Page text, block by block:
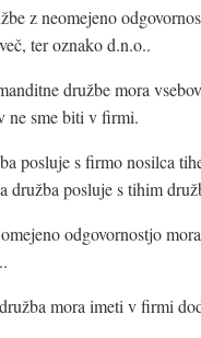
z neomejeno
ter oznako d.n.o..
družbe mora
ne sme biti v firmi.
posluje s firmo nosilca
družba posluje s tihim
odgovornostjo
mora imeti v firmi